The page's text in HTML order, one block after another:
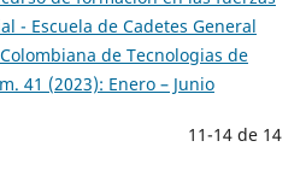
- Escuela de Cadetes General
de Tecnologias de
41 (2023): Enero – Junio
11-14 de 14